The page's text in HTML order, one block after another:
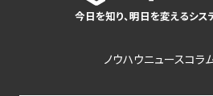
今日を知り、明日を変えるシス
ノウハウニュースコラ